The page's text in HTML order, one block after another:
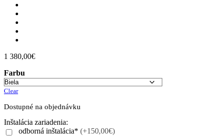
1 380,00€
Farbu
Clear
Dostupné na objednávku
Inštalácia zariadenia:
odborná inštalácia* (+150,00€)